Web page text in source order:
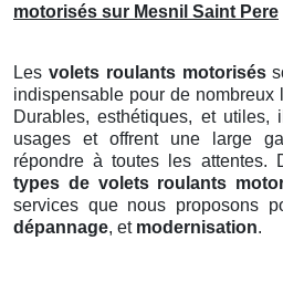
motorisés sur Mesnil Saint Pere
Les volets roulants motorisés
indispensable pour de nombreux
Durables, esthétiques, et utiles,
usages et offrent une large
répondre à toutes les attentes.
types de volets roulants
services que nous proposons
dépannage, et modernisation.